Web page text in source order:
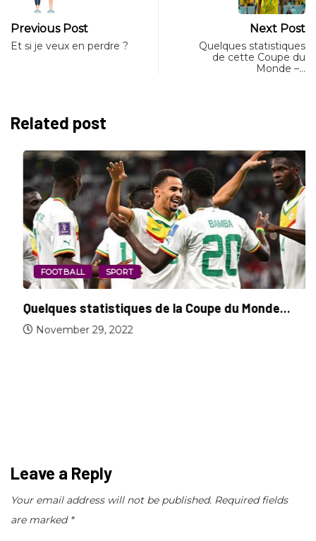
Previous Post
Et si je veux en perdre ?
Next Post
Quelques statistiques
de cette Coupe du
Monde –…
Related post
FOOTBALL SPORT
Quelques statistiques de la Coupe du Monde...
November 29, 2022
Leave a Reply
Your email address will not be published. Required fields
are marked *